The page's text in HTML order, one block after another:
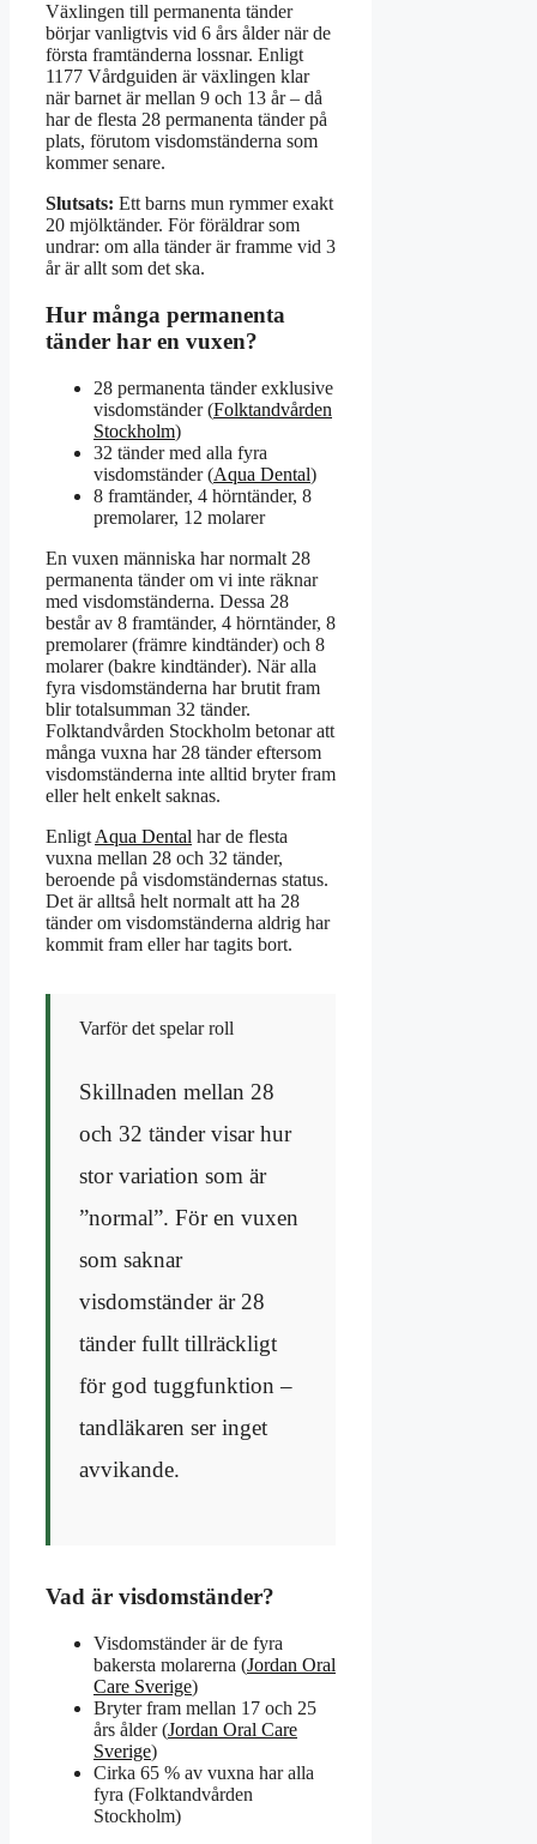
Växlingen till permanenta tänder
börjar vanligtvis vid 6 års ålder när de
första framtänderna lossnar. Enligt
1177 Vårdguiden är växlingen klar
när barnet är mellan 9 och 13 år – då
har de flesta 28 permanenta tänder på
plats, förutom visdomständerna som
kommer senare.
Slutsats: Ett barns mun rymmer exakt
20 mjölktänder. För föräldrar som
undrar: om alla tänder är framme vid 3
år är allt som det ska.
Hur många permanenta
tänder har en vuxen?
28 permanenta tänder exklusive
visdomständer (Folktandvården
Stockholm)
32 tänder med alla fyra
visdomständer (Aqua Dental)
8 framtänder, 4 hörntänder, 8
premolarer, 12 molarer
En vuxen människa har normalt 28
permanenta tänder om vi inte räknar
med visdomständerna. Dessa 28
består av 8 framtänder, 4 hörntänder, 8
premolarer (främre kindtänder) och 8
molarer (bakre kindtänder). När alla
fyra visdomständerna har brutit fram
blir totalsumman 32 tänder.
Folktandvården Stockholm betonar att
många vuxna har 28 tänder eftersom
visdomständerna inte alltid bryter fram
eller helt enkelt saknas.
Enligt Aqua Dental har de flesta
vuxna mellan 28 och 32 tänder,
beroende på visdomständernas status.
Det är alltså helt normalt att ha 28
tänder om visdomständerna aldrig har
kommit fram eller har tagits bort.
Varför det spelar roll
Skillnaden mellan 28
och 32 tänder visar hur
stor variation som är
”normal”. För en vuxen
som saknar
visdomständer är 28
tänder fullt tillräckligt
för god tuggfunktion –
tandläkaren ser inget
avvikande.
Vad är visdomständer?
Visdomständer är de fyra
bakersta molarerna (Jordan Oral
Care Sverige)
Bryter fram mellan 17 och 25
års ålder (Jordan Oral Care
Sverige)
Cirka 65 % av vuxna har alla
fyra (Folktandvården
Stockholm)